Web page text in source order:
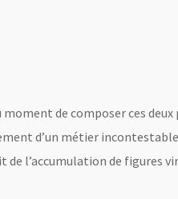
LOGIN
moment de composer ces
d’un métier
l’accumulation de figures